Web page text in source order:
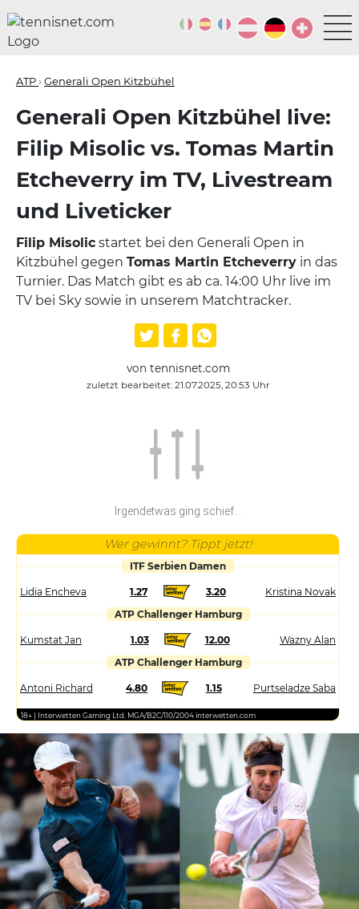
ATP› Generali Open Kitzbühel
Generali Open Kitzbühel live:
Filip Misolic vs. Tomas Martin
Etcheverry im TV, Livestream
und Liveticker
Filip Misolic startet bei den Generali Open in
Kitzbühel gegen Tomas Martin Etcheverry in das
Turnier. Das Match gibt es ab ca. 14:00 Uhr live im
TV bei Sky sowie in unserem Matchtracker.
von tennisnet.com
zuletzt bearbeitet: 21.07.2025, 20:53 Uhr
Irgendetwas ging schief...
Wer gewinnt? Tippt jetzt!
ITF Serbien Damen
Lidia Encheva 1.27 3.20
Kristina Novak
ATP Challenger Hamburg
Kumstat Jan 1.03 12.00
Wazny Alan
ATP Challenger Hamburg
Antoni Richard 4.80 1.15 Purtseladze Saba
18+ | Interwetten Gaming Ltd. MGA/B2C/110/2004 interwetten.com